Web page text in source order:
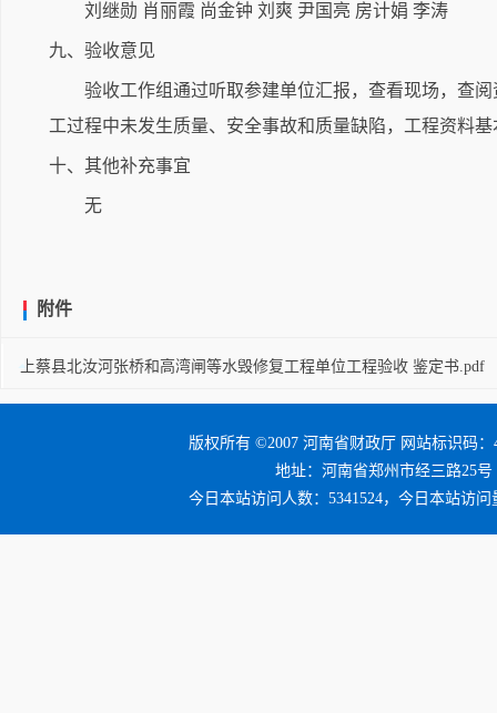
刘继勋 肖丽霞 尚金钟 刘爽 尹国亮 房计娟 李涛
九、验收意见
验收工作组通过听取参建单位汇报，查看现场，查
工过程中未发生质量、安全事故和质量缺陷，工程资料
十、其他补充事宜
无
附件
上蔡县北汝河张桥和高湾闸等水毁修复工程单位工程验收 鉴定书.pdf
版权所有 ©2007 河南省财政厅 网站标识码：
地址：河南省郑州市经三路25号
今日本站访问人数：5341524，今日本站访问